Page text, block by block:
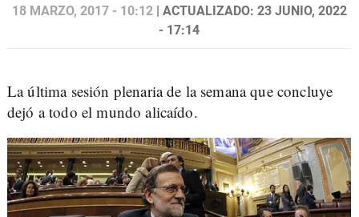
18 MARZO, 2017 - 10:12| ACTUALIZADO: 23 JUNIO, 2022
- 17:14
La última sesión plenaria de la semana que concluye
dejó a todo el mundo alicaído.